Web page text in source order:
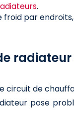
.
par
circuit de
pose